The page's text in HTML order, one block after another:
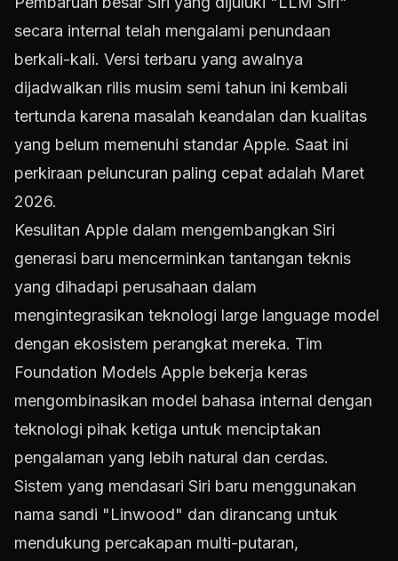
secara internal telah mengalami penundaan
berkali-kali. Versi terbaru yang awalnya
dijadwalkan rilis musim semi tahun ini kembali
tertunda karena masalah keandalan dan kualitas
yang belum memenuhi standar Apple. Saat ini
perkiraan peluncuran paling cepat adalah Maret
2026.
Kesulitan Apple dalam mengembangkan Siri
generasi baru mencerminkan tantangan teknis
yang dihadapi perusahaan dalam
mengintegrasikan teknologi large language model
dengan ekosistem perangkat mereka. Tim
Foundation Models Apple bekerja keras
mengombinasikan model bahasa internal dengan
teknologi pihak ketiga untuk menciptakan
pengalaman yang lebih natural dan cerdas.
Sistem yang mendasari Siri baru menggunakan
nama sandi "Linwood" dan dirancang untuk
mendukung percakapan multi-putaran,